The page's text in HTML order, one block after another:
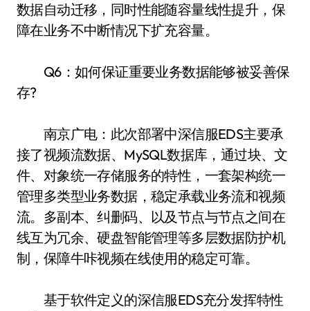
数据自动迁移，同时性能随容量线性提升，保
障在业务不中断情况下扩充容量。
Q6：如何保证重要业务数据能够被妥善保
存?
南京广电：此次部署中深信服EDS主要承
接了视频流数据、MySQL数据库，通过块、文
件、对象统一存储服务的特性，一套架构统一
管理多类型业务数据，稳定承载业务流和视频
流。多副本、纠删码、以及节点与节点之间在
线互为冗余、硬盘智能管理等多层数据防护机
制，保障牛咔视频在线使用的稳定可靠。
基于软件定义的深信服EDS充分发挥特性